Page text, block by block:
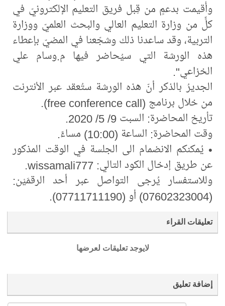
وأُقيمت بدعمٍ من قِبل فريق التعليم الإلكترونيّ في
كلٍّ من وزارة التعليم العالي والبحث العلميّ ووزارة
التربية، وقد ساعدنا ذلك وشجّعنا في المضيّ بإعطاء
هذه الورشة التي سيُحاضر فيها م.وسام علي
الخزاعي".
الجديرُ بالذكر أنّ هذه الورشة ستُعقد عبر الأنترنت
من خلال برنامج (free conference call).
تأريخ المحاضرة: السبت 9/ 5/ 2020.
وقت المحاضرة: الساعة (10:00) مساءً.
• يُمكنكم الانضمام الى الجلسة في الوقت المذكور
عن طريق إدخال الكود التالي: wissamali777.
وللاستفسار يُرجى التواصل عبر أحد الرقمَيْن:
(07602323004) أو (07711711190).
تعليقات القراء
لايوجد تعليقات لعرضها
إضافة تعليق